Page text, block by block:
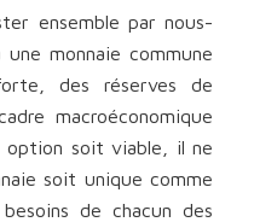
ensemble par nous-
monnaie commune
des réserves de
macroéconomique
soit viable, il ne
soit unique comme
de chacun des